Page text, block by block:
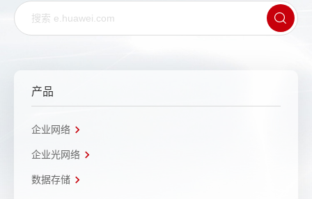
产品
企业网络
企业光网络
数据存储